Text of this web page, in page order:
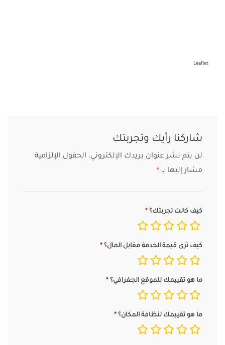
Leaflet
شاركنا رأيك وتجربتك
لن يتم نشر عنوان بريدك الإلكتروني. الحقول الإلزامية
مشار إليها بـ *
كيف كانت تجربتك؟
كيف ترى قيمة الخدمة مقابل المال؟
ما هو تقييمك للموقع الجغرافي؟
ما هو تقييمك لنظافة المكان؟